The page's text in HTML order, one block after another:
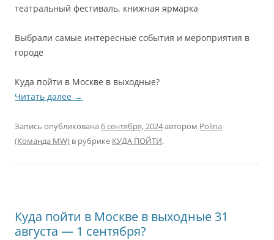
театральный фестиваль, книжная ярмарка
Выбрали самые интересные события и мероприятия в
городе
Куда пойти в Москве в выходные?
Читать далее →
Запись опубликована 6 сентября, 2024автором Polina
(Команда MW) в рубрике КУДА ПОЙТИ.
Куда пойти в Москве в выходные 31
августа — 1 сентября?